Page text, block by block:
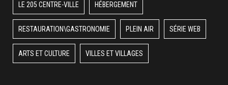
LE 205 CENTRE-VILLE HÉBERGEMENT
RESTAURATION\GASTRONOMIE PLEIN AIR SÉRIE WEB
ARTS ET CULTURE VILLES ET VILLAGES